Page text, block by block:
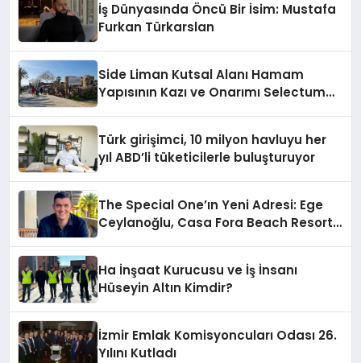
İş Dünyasında Öncü Bir İsim: Mustafa
Furkan Türkarslan
Side Liman Kutsal Alanı Hamam
Yapısının Kazı ve Onarımı Selectum
Türk girişimci, 10 milyon havluyu her
yıl ABD’li tüketicilerle buluşturuyor
The Special One’ın Yeni Adresi: Ege
Ceylanoğlu, Casa Fora Beach Resort
Ha İnşaat Kurucusu ve İş İnsanı
Hüseyin Altın Kimdir?
İzmir Emlak Komisyoncuları Odası 26.
Yılını Kutladı